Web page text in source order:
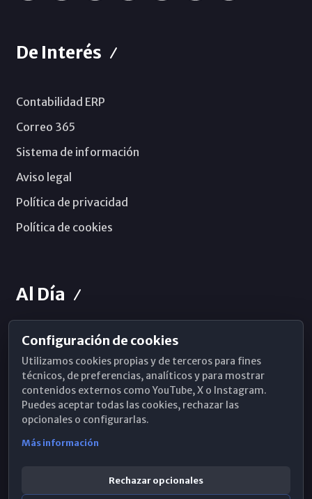
De Interés
Contabilidad ERP
Correo 365
Sistema de información
Aviso legal
Política de privacidad
Política de cookies
Al Día
Horarios de Misa
Hemeroteca
WhatsApp
Configuración de cookies
Utilizamos cookies propias y de terceros para fines
técnicos, de preferencias, analíticos y para mostrar
contenidos externos como YouTube, X o Instagram.
Puedes aceptar todas las cookies, rechazar las
opcionales o configurarlas.
Más información
Rechazar opcionales